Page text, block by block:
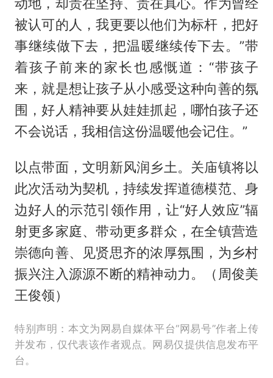
动地，却贵在坚持、贵在真心。作为曾经
被认可的人，我更要以他们为标杆，把好
事继续做下去，把温暖继续传下去。”带
着孩子前来的家长也感慨道：“带孩子
来，就是想让孩子从小感受这种向善的氛
围，好人精神要从娃娃抓起，哪怕孩子还
不会说话，我相信这份温暖他会记住。”
以点带面，文明新风润乡土。关庙镇将以
此次活动为契机，持续发挥道德模范、身
边好人的示范引领作用，让“好人效应”辐
射更多家庭、带动更多群众，在全镇营造
崇德向善、见贤思齐的浓厚氛围，为乡村
振兴注入源源不断的精神动力。（周俊美
王俊领）
特别声明：本文为网易自媒体平台“网易号”作者上传
并发布，仅代表该作者观点。网易仅提供信息发布平
台。